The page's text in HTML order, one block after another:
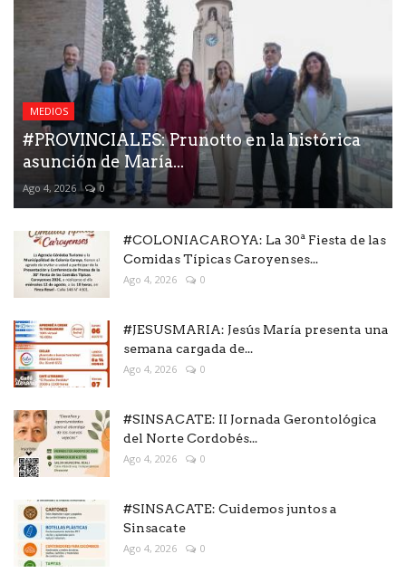
MEDIOS
#PROVINCIALES: Prunotto en la histórica
asunción de María...
Ago 4, 2026 0
#COLONIACAROYA: La 30ª Fiesta de las
Comidas Típicas Caroyenses...
Ago 4, 2026 0
#JESUSMARIA: Jesús María presenta una
semana cargada de...
Ago 4, 2026 0
#SINSACATE: II Jornada Gerontológica
del Norte Cordobés...
Ago 4, 2026 0
#SINSACATE: Cuidemos juntos a
Sinsacate
Ago 4, 2026 0